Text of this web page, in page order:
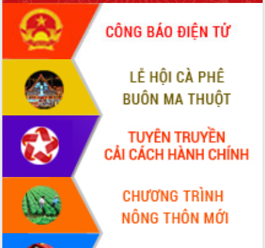
món ăn từ sầu riêng
Đắk Lắk công bố Quy hoạch và xúc
tiến đầu tư tỉnh
Ngành cá ngừ Đắk Lắk chủ động thích
ứng để giữ vững thị trường xuất khẩu
Diễn đàn Kinh tế tư nhân Việt Nam đột
phá cơ chế - Hợp tác công tư
Đề án 06 tạo bước ngoặt đột phá trong
cải cách hành chính tỉnh Đắk Lắk
Kết nối tour, đẩy mạnh chuyển đổi số
để phát triển du lịch Đắk Lắk
Khởi động Dự án Đầu tư xây dựng hạ
tầng kỹ thuật Cụm công nghiệp Tân
Tiến
Gặp mặt các cơ quan báo chí nhân Kỷ
niệm 101 năm Ngày Báo chí Cách
mạng Việt Nam
Đắk Lắk sơ kết 4 năm triển khai thực
hiện Đề án 06 của Chính phủ